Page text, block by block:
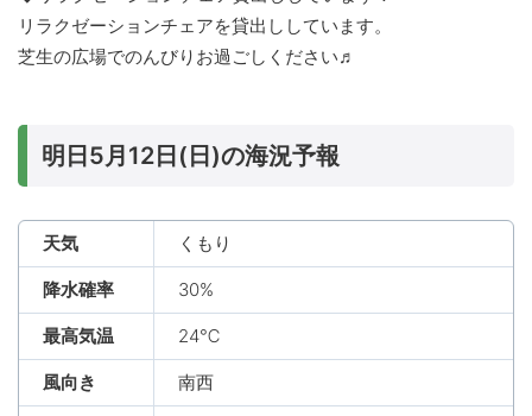
リラクゼーションチェアを貸出ししています。
芝生の広場でのんびりお過ごしください♬
明日5月12日(日)の海況予報
天気 くもり
降水確率 30%
最高気温 24℃
風向き 南西